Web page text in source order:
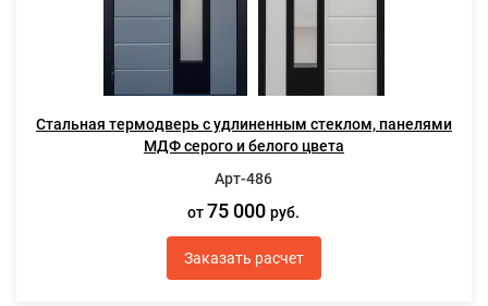
Стальная термодверь с удлиненным стеклом, панелями
МДФ серого и белого цвета
Арт-486
от 75 000руб.
Заказать расчет